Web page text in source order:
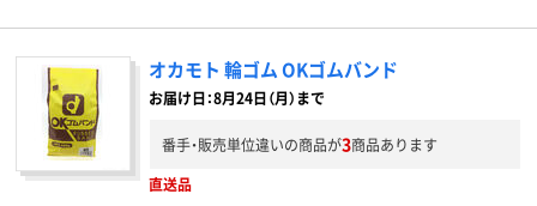
オカモト 輪ゴム OKゴムバンド
お届け日：8月24日（月）まで
番手・販売単位違いの商品が3商品あります
直送品